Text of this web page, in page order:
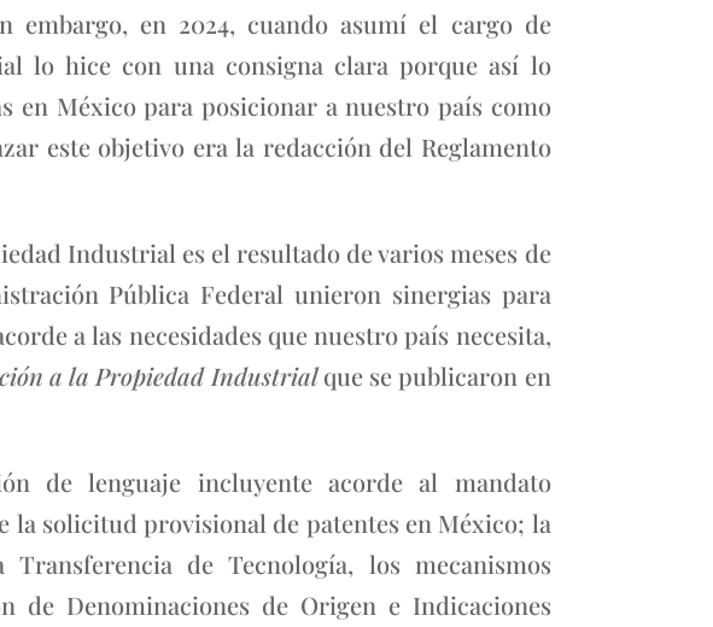
embargo, en 2024, cuando asumí el cargo de
lo hice con una consigna clara porque así lo
en México para posicionar a nuestro país como
este objetivo era la redacción del Reglamento
Industrial es el resultado de varios meses de
Pública Federal unieron sinergias para
a las necesidades que nuestro país necesita,
a la Propiedad Industrialque se publicaron en
de lenguaje incluyente acorde al mandato
solicitud provisional de patentes en México; la
de Tecnología, los mecanismos
de Denominaciones de Origen e Indicaciones